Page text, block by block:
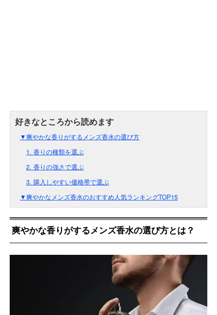
▼爽やかな香りがするメンズ香水の選び方
1. 香りの種類を選ぶ
2. 香りの強さで選ぶ
3. 購入しやすい価格帯で選ぶ
▼爽やかなメンズ香水のおすすめ人気ランキングTOP15
爽やかな香りがするメンズ香水の選び方とは？